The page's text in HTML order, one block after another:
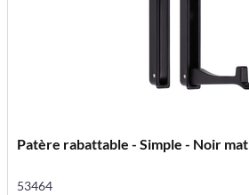
Patère rabattable - Simple - Noir mat
53464